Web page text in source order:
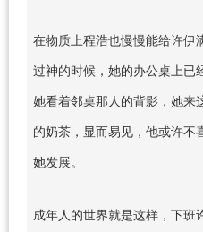
在物质上程浩也慢慢能给许伊
过神的时候，她的办公桌上已
她看着邻桌那人的背影，她来
的奶茶，显而易见，他或许不
她发展。
成年人的世界就是这样，下班